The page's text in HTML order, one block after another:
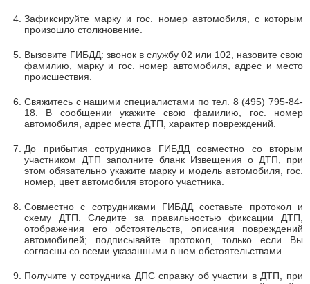
Зафиксируйте марку и гос. номер автомобиля, с которым
произошло столкновение.
Вызовите ГИБДД: звонок в службу 02 или 102, назовите свою
фамилию, марку и гос. номер автомобиля, адрес и место
происшествия.
Свяжитесь с нашими специалистами по тел. 8 (495) 795-84-
18. В сообщении укажите свою фамилию, гос. номер
автомобиля, адрес места ДТП, характер повреждений.
До прибытия сотрудников ГИБДД совместно со вторым
участником ДТП заполните бланк Извещения о ДТП, при
этом обязательно укажите марку и модель автомобиля, гос.
номер, цвет автомобиля второго участника.
Совместно с сотрудниками ГИБДД составьте протокол и
схему ДТП. Следите за правильностью фиксации ДТП,
отображения его обстоятельств, описания повреждений
автомобилей; подписывайте протокол, только если Вы
согласны со всеми указанными в нем обстоятельствами.
Получите у сотрудника ДПС справку об участии в ДТП, при